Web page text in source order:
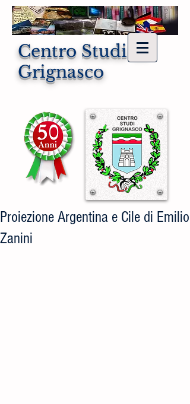
Centro Studi di
Grignasco
Proiezione Argentina e Cile di Emilio
Zanini